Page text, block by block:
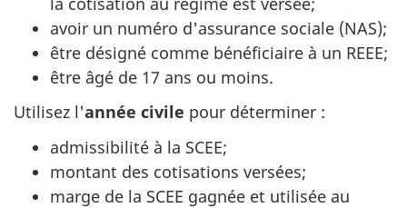
avoir un numéro d'assurance sociale (NAS);
être désigné comme bénéficiaire à un REEE;
être âgé de 17 ans ou moins.
Utilisez l'année civile pour déterminer :
admissibilité à la SCEE;
montant des cotisations versées;
marge de la SCEE gagnée et utilisée au